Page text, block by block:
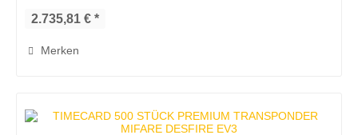
2.735,81 € *
Merken